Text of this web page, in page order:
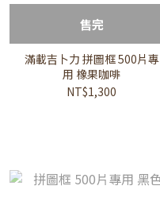
售完
滿載吉卜力 拼圖框 500片專
用 橡果咖啡
NT$1,300